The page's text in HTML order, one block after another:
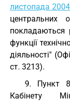
листопада
центральних
покладаються
функції
діяльності"
ст. 3213).
9. Пункт
Кабінету